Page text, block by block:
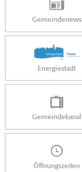
Gemeindenews
Energiestadt
Gemeindekanal
Öffnungszeiten